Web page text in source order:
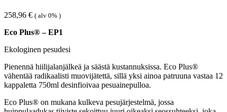
258,96 € ( alv 0% )
Eco Plus® – EP1
Ekologinen pesudesi
Pienennä hiilijalanjälkeä ja säästä kustannuksissa. Eco Plus®
vähentää radikaalisti muovijätettä, sillä yksi ainoa patruuna vastaa 12
kappaletta 750ml desinfioivaa pesuainepulloa.
Eco Plus® on mukana kulkeva pesujärjestelmä, jossa